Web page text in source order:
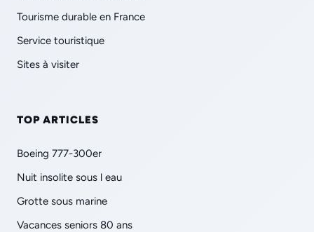
Tourisme durable en France
Service touristique
Sites à visiter
TOP ARTICLES
Boeing 777-300er
Nuit insolite sous l eau
Grotte sous marine
Vacances seniors 80 ans